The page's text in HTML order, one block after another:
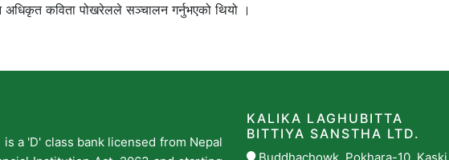
अधिकृत कविता पोखरेलले सञ्चालन गर्नुभएको थियो ।
a 'D' class bank licensed from Nepal
KALIKA LAGHUBITTA
BITTIYA SANSTHA LTD.